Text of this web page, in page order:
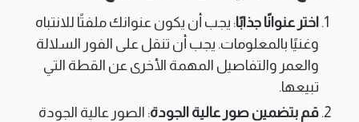
اختر عنوانًا جذابًا: يجب أن يكون عنوانك ملفتًا للانتباه
وغنيًا بالمعلومات. يجب أن تنقل على الفور السلالة
والعمر والتفاصيل المهمة الأخرى عن القطة التي
تبيعها.
قم بتضمين صور عالية الجودة: الصور عالية الجودة